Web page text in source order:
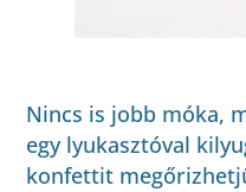
Nincs is jobb móka,
egy lyukasztóval
konfettit